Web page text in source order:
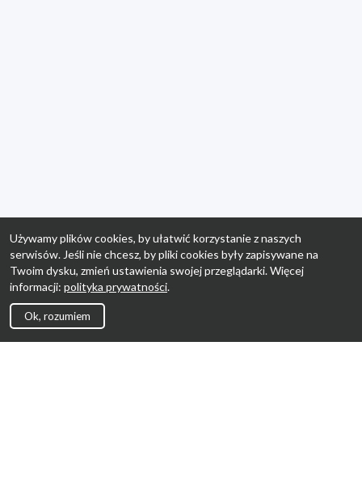
Używamy plików cookies, by ułatwić korzystanie z naszych
serwisów. Jeśli nie chcesz, by pliki cookies były zapisywane na
Twoim dysku, zmień ustawienia swojej przeglądarki. Więcej
informacji: polityka prywatności.
Ok, rozumiem